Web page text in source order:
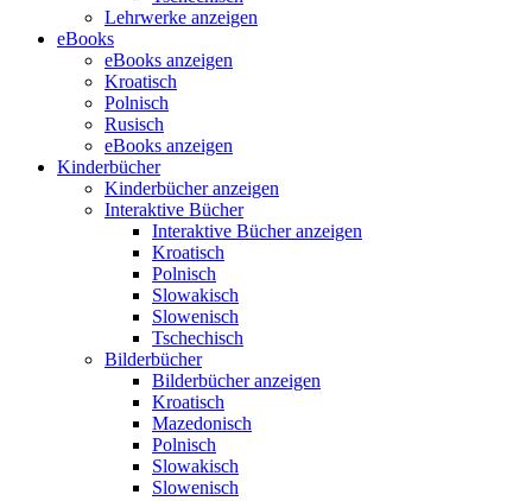
Lehrwerke anzeigen
eBooks
eBooks anzeigen
Kroatisch
Polnisch
Rusisch
eBooks anzeigen
Kinderbücher
Kinderbücher anzeigen
Interaktive Bücher
Interaktive Bücher anzeigen
Kroatisch
Polnisch
Slowakisch
Slowenisch
Tschechisch
Bilderbücher
Bilderbücher anzeigen
Kroatisch
Mazedonisch
Polnisch
Slowakisch
Slowenisch